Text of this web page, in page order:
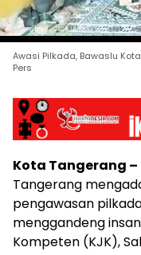
Awasi Pilkada, Bawaslu
Pers
Kota Tangerang –
Tangerang
pengawasan
menggandeng
Kompeten (KJK),